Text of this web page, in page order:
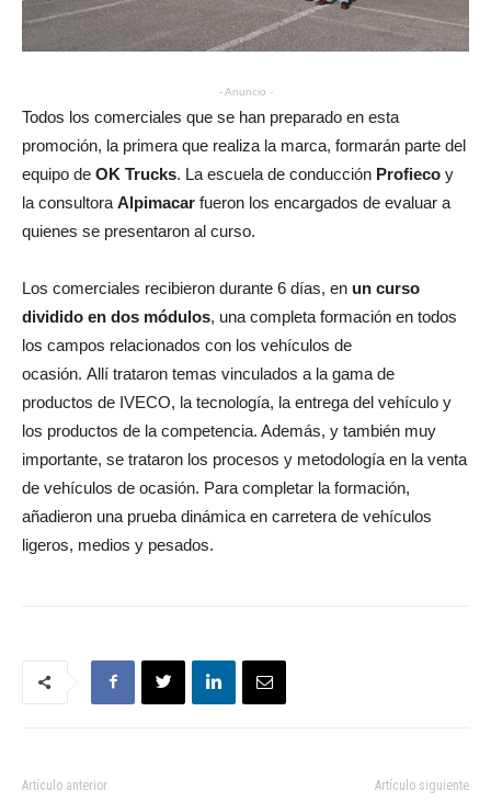
- Anuncio -
Todos los comerciales que se han preparado en esta
promoción, la primera que realiza la marca, formarán parte del
equipo de OK Trucks. La escuela de conducción Profieco y
la consultora Alpimacar fueron los encargados de evaluar a
quienes se presentaron al curso.
Los comerciales recibieron durante 6 días, en un curso
dividido en dos módulos, una completa formación en todos
los campos relacionados con los vehículos de
ocasión. Allí trataron temas vinculados a la gama de
productos de IVECO, la tecnología, la entrega del vehículo y
los productos de la competencia. Además, y también muy
importante, se trataron los procesos y metodología en la venta
de vehículos de ocasión. Para completar la formación,
añadieron una prueba dinámica en carretera de vehículos
ligeros, medios y pesados.
Artículo anterior Artículo siguiente